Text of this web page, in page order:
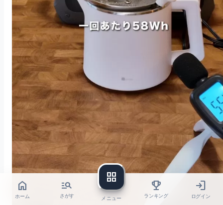
home
ホーム
manage_search
さがす
grid_view
メニュー
trophy
ランキング
login
ログイン